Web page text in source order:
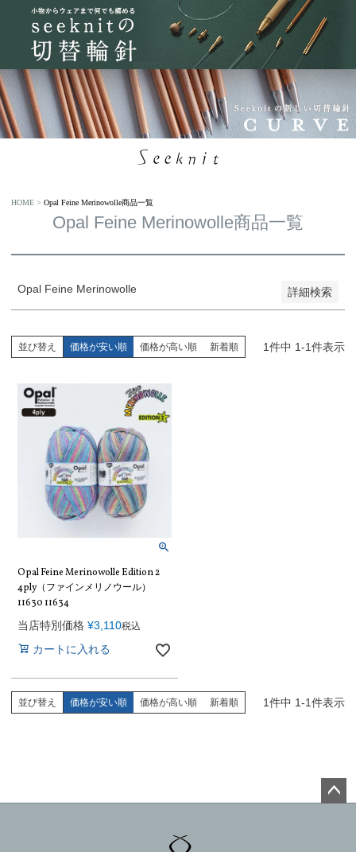
HOME Opal Feine Merinowolle商品一覧
Opal Feine Merinowolle商品一覧
Opal Feine Merinowolle 詳細検索
予約商品
予約商品のみを表示
並び順
新着順
登録順
レビュー順
キーワードヒット順
検索
並び替え 価格が安い順 価格が高い順 新着順 1件中 1-1件表示
Opal Feine Merinowolle Edition 2
4ply（ファインメリノウール）
11630 11634
当店特別価格 ¥3,110税込
カートに入れる
並び替え 価格が安い順 価格が高い順 新着順 1件中 1-1件表示